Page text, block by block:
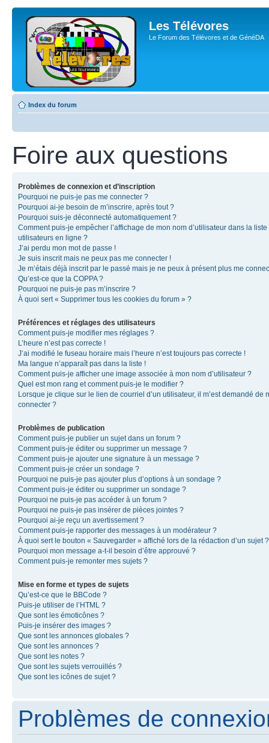
Les Télévores
Le Forum des Télévores et de GénéDA
Index du forum
Foire aux questions
Problèmes de connexion et d’inscription
Pourquoi ne puis-je pas me connecter ?
Pourquoi ai-je besoin de m’inscrire, après tout ?
Pourquoi suis-je déconnecté automatiquement ?
Comment puis-je empêcher l’affichage de mon nom d’utilisateur dans la liste
utilisateurs en ligne ?
J’ai perdu mon mot de passe !
Je suis inscrit mais ne peux pas me connecter !
Je m’étais déjà inscrit par le passé mais je ne peux à présent plus me
Qu’est-ce que la COPPA ?
Pourquoi ne puis-je pas m’inscrire ?
À quoi sert « Supprimer tous les cookies du forum » ?
Préférences et réglages des utilisateurs
Comment puis-je modifier mes réglages ?
L’heure n’est pas correcte !
J’ai modifié le fuseau horaire mais l’heure n’est toujours pas correcte !
Ma langue n’apparaît pas dans la liste !
Comment puis-je afficher une image associée à mon nom d’utilisateur ?
Quel est mon rang et comment puis-je le modifier ?
Lorsque je clique sur le lien de courriel d’un utilisateur, il m’est demandé de
connecter ?
Problèmes de publication
Comment puis-je publier un sujet dans un forum ?
Comment puis-je éditer ou supprimer un message ?
Comment puis-je ajouter une signature à un message ?
Comment puis-je créer un sondage ?
Pourquoi ne puis-je pas ajouter plus d’options à un sondage ?
Comment puis-je éditer ou supprimer un sondage ?
Pourquoi ne puis-je pas accéder à un forum ?
Pourquoi ne puis-je pas insérer de pièces jointes ?
Pourquoi ai-je reçu un avertissement ?
Comment puis-je rapporter des messages à un modérateur ?
À quoi sert le bouton « Sauvegarder » affiché lors de la rédaction d’un sujet ?
Pourquoi mon message a-t-il besoin d’être approuvé ?
Comment puis-je remonter mes sujets ?
Mise en forme et types de sujets
Qu’est-ce que le BBCode ?
Puis-je utiliser de l’HTML ?
Que sont les émoticônes ?
Puis-je insérer des images ?
Que sont les annonces globales ?
Que sont les annonces ?
Que sont les notes ?
Que sont les sujets verrouillés ?
Que sont les icônes de sujet ?
Problèmes de